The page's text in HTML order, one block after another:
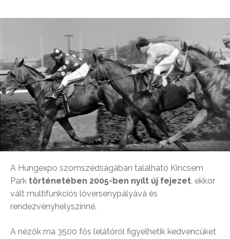
A Hungexpo szomszédságában található Kincsem
Park történetében 2005-ben nyílt új fejezet, ekkor
vált multifunkciós lóversenypályává és
rendezvényhelyszínné.
A nézők ma 3500 fős lelátóról figyelhetik kedvencüket